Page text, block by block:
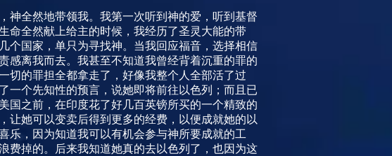
神全然地带领我。我第一次听到神的爱，听到基督
命全然献上给主的时候，我经历了圣灵大能的带
个国家，单只为寻找神。当我回应福音，选择相信
感离我而去。我甚至不知道我曾经背着沉重的罪的
切的罪担全都拿走了，好像我整个人全部活了过
一个先知性的预言，说她即将前往以色列；而且已
国之前，在印度花了好几百英镑所买的一个精致的
让她可以变卖后得到更多的经费，以便成就她的以
乐，因为知道我可以有机会参与神所要成就的工
费掉的。后来我知道她真的去以色列了，也因为这